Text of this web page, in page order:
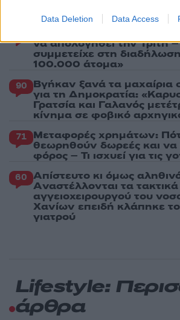
Data Deletion Data Access
φωτιάς
να απολογηθεί την Τρίτη
συμμετείχε στη
100.000 άτομα»
90 Βγήκαν ξανά τα μαχαίρια
για τη Δημοκρατία:
Γρατσία και Γαλανός
κίνημα σε φοβικό
71 Μεταφορές χρημάτων:
θεωρηθούν δωρεές και να
φόρος – Τι ισχυεί για τις
60 Απίστευτο κι όμως
Aναστέλλονται τα
αγγειοχειρουργού του
Χανίων επειδή κλάπηκε
γιατρού
Lifestyle:
άρθρα